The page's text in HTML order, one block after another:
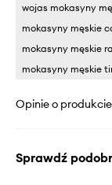
wojas mokasyny
mokasyny męskie
mokasyny męskie
mokasyny męskie
Opinie o produkcie
Sprawdź